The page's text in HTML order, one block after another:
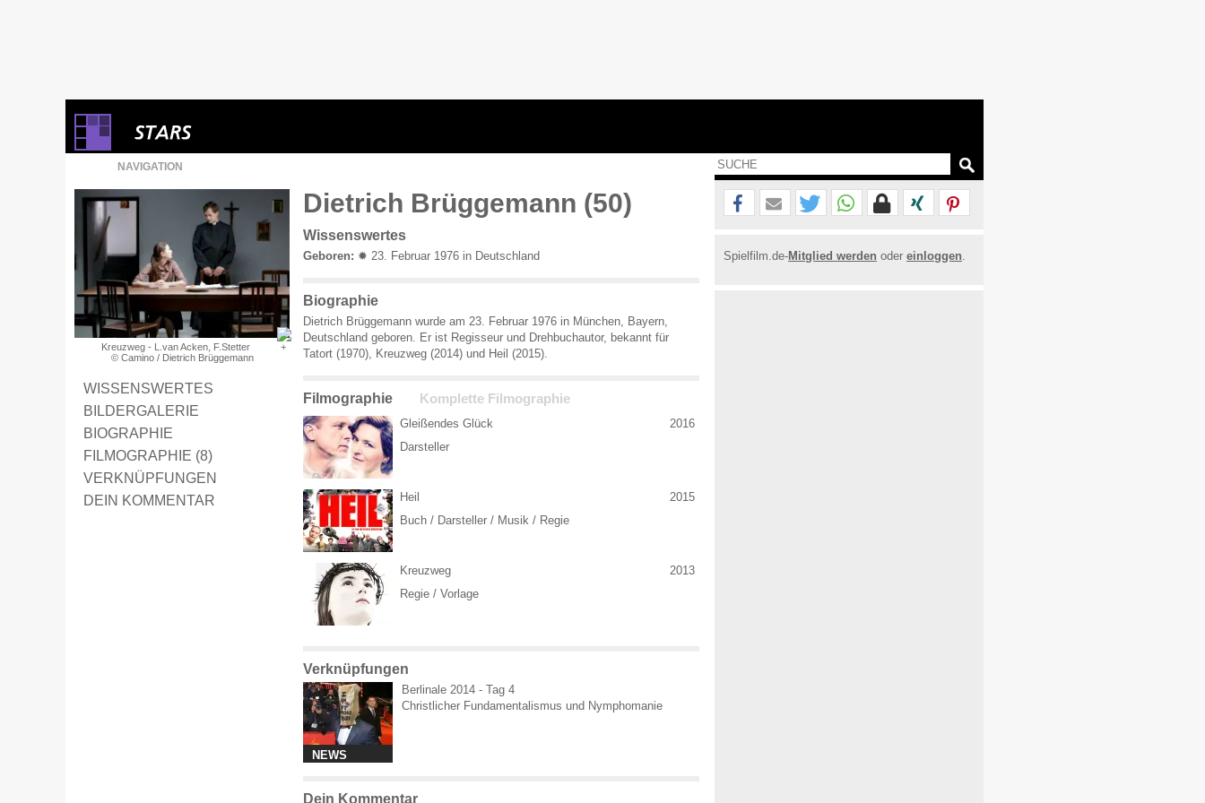
NAVIGATION
Kreuzweg - L.van Acken, F.Stetter
© Camino / Dietrich Brüggemann
WISSENSWERTES
BILDERGALERIE
BIOGRAPHIE
FILMOGRAPHIE (8)
VERKNÜPFUNGEN
DEIN KOMMENTAR
Dietrich Brüggemann (50)
Wissenswertes
Geboren: ✹ 23. Februar 1976 in Deutschland
Biographie
Dietrich Brüggemann wurde am 23. Februar 1976 in München, Bayern,
Deutschland geboren. Er ist Regisseur und Drehbuchautor, bekannt für
Tatort (1970), Kreuzweg (2014) und Heil (2015).
Filmographie Komplette Filmographie
Gleißendes Glück
Darsteller
2016
Heil
Buch / Darsteller / Musik / Regie
2015
Kreuzweg
Regie / Vorlage
2013
Verknüpfungen
NEWS
Berlinale 2014 - Tag 4
Christlicher Fundamentalismus und Nymphomanie
Dein Kommentar
Spielfilm.de-Mitglied werden oder einloggen.